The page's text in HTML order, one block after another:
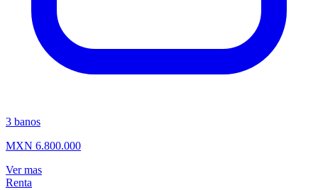
3 banos
MXN 6.800.000
Ver mas
Renta